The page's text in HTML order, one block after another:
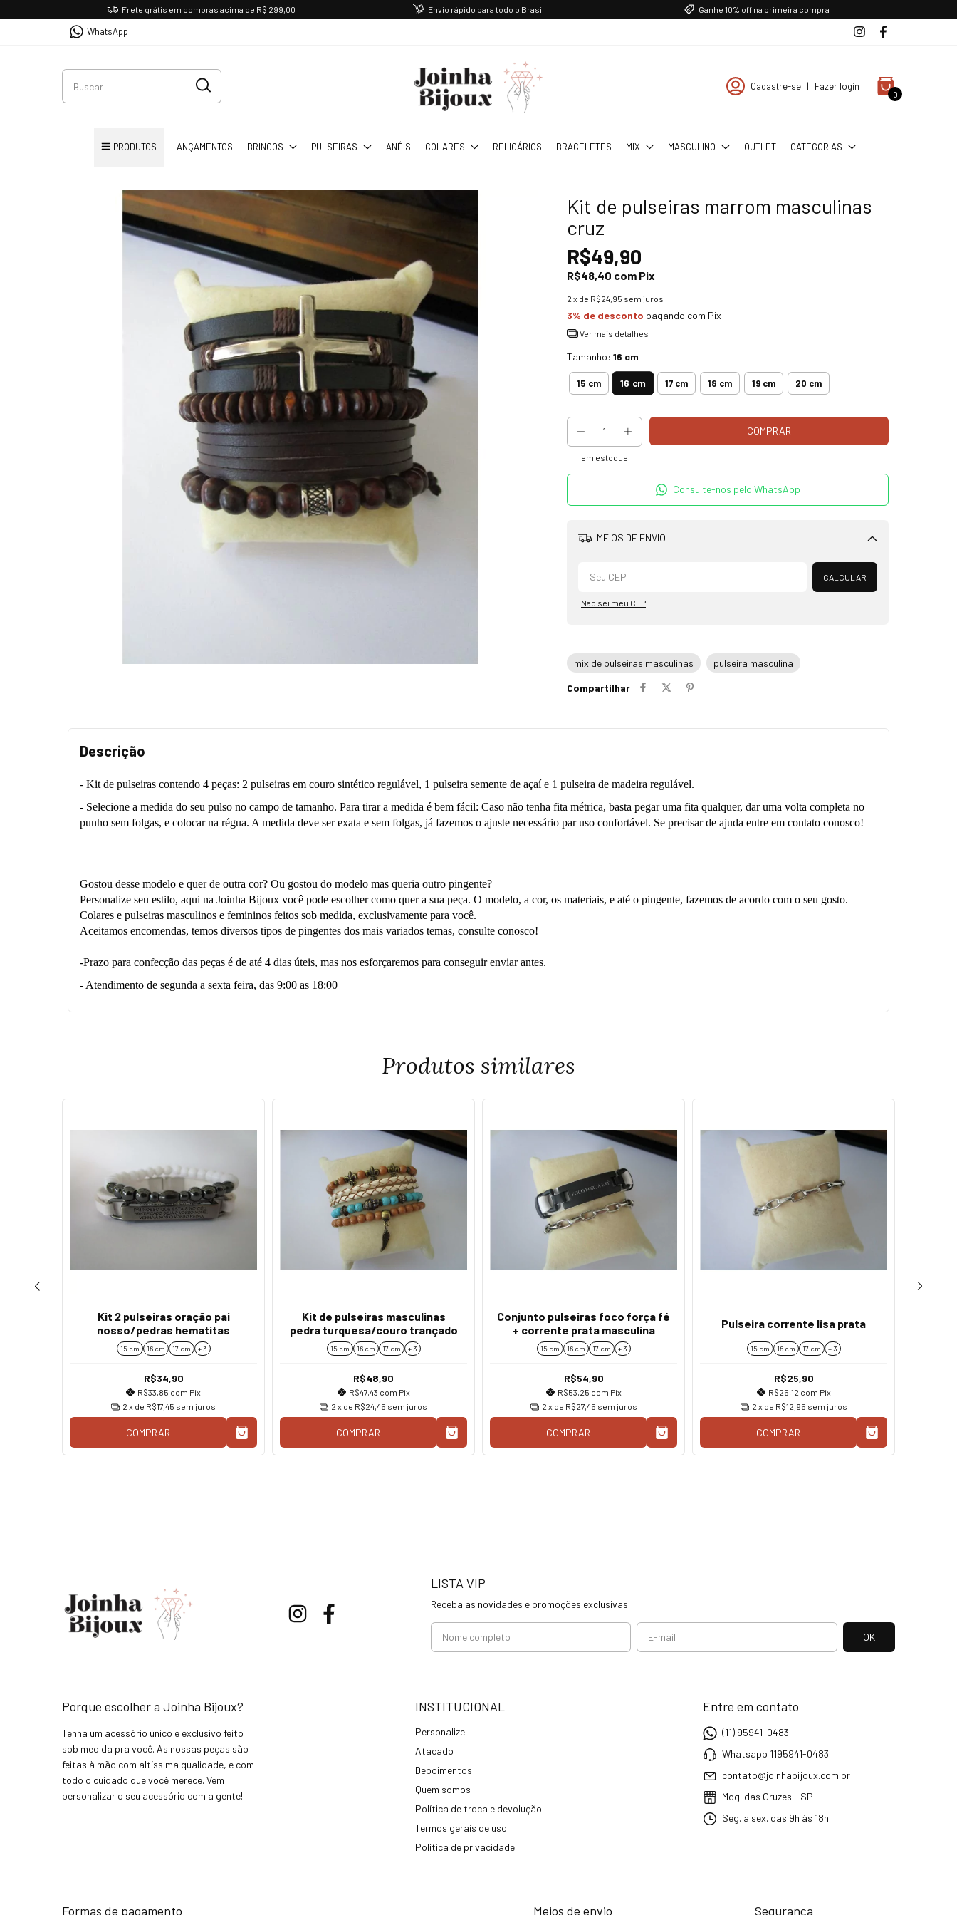
Frete grátis em compras acima de R$ 299,00 Envio rápido para todo o Brasil Ganhe 10% off na primeira compra
WhatsApp
Cadastre-se | Fazer login
0
PRODUTOS LANÇAMENTOS BRINCOS PULSEIRAS ANÉIS COLARES RELICÁRIOS BRACELETES MIX MASCULINO OUTLET CATEGORIAS
Kit de pulseiras marrom masculinas
cruz
R$49,90
R$48,40 com Pix
2 x de R$24,95 sem juros
3% de desconto pagando com Pix
Ver mais detalhes
Tamanho: 16 cm
15 cm 16 cm 17 cm 18 cm 19 cm 20 cm
em estoque
Consulte-nos pelo WhatsApp
MEIOS DE ENVIO
Alterar CEP
CALCULAR
Não sei meu CEP
mix de pulseiras masculinas pulseira masculina
Compartilhar
Descrição
- Kit de pulseiras contendo 4 peças: 2 pulseiras em couro sintético regulável, 1 pulseira semente de açaí e 1 pulseira de madeira regulável.
- Selecione a medida do seu pulso no campo de tamanho. Para tirar a medida é bem fácil: Caso não tenha fita métrica, basta pegar uma fita qualquer, dar uma volta completa no
punho sem folgas, e colocar na régua. A medida deve ser exata e sem folgas, já fazemos o ajuste necessário par uso confortável. Se precisar de ajuda entre em contato conosco!
Gostou desse modelo e quer de outra cor? Ou gostou do modelo mas queria outro pingente?
Personalize seu estilo, aqui na Joinha Bijoux você pode escolher como quer a sua peça. O modelo, a cor, os materiais, e até o pingente, fazemos de acordo com o seu gosto.
Colares e pulseiras masculinos e femininos feitos sob medida, exclusivamente para você.
Aceitamos encomendas, temos diversos tipos de pingentes dos mais variados temas, consulte conosco!
-Prazo para confecção das peças é de até 4 dias úteis, mas nos esforçaremos para conseguir enviar antes.
- Atendimento de segunda a sexta feira, das 9:00 as 18:00
Produtos similares
Kit 2 pulseiras oração pai
nosso/pedras hematitas
15 cm 16 cm 17 cm + 3
R$34,90
R$33,85 com Pix
2 x de R$17,45 sem juros
COMPRAR
Kit de pulseiras masculinas
pedra turquesa/couro trançado
15 cm 16 cm 17 cm + 3
R$48,90
R$47,43 com Pix
2 x de R$24,45 sem juros
COMPRAR
Conjunto pulseiras foco força fé
+ corrente prata masculina
15 cm 16 cm 17 cm + 3
R$54,90
R$53,25 com Pix
2 x de R$27,45 sem juros
COMPRAR
Pulseira corrente lisa prata
15 cm 16 cm 17 cm + 3
R$25,90
R$25,12 com Pix
2 x de R$12,95 sem juros
COMPRAR
LISTA VIP
Receba as novidades e promoções exclusivas!
Porque escolher a Joinha Bijoux?
Tenha um acessório único e exclusivo feito
sob medida pra você. As nossas peças são
feitas à mão com altíssima qualidade, e com
todo o cuidado que você merece. Vem
personalizar o seu acessório com a gente!
INSTITUCIONAL
Personalize
Atacado
Depoimentos
Quem somos
Política de troca e devolução
Termos gerais de uso
Política de privacidade
Entre em contato
(11) 95941-0483
Whatsapp 1195941-0483
contato@joinhabijoux.com.br
Mogi das Cruzes - SP
Seg. a sex. das 9h às 18h
Formas de pagamento Meios de envio Segurança